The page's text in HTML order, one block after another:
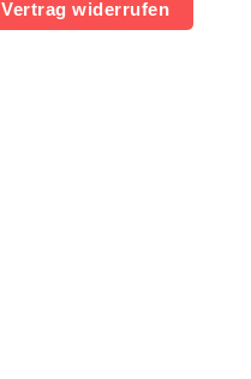
Vertrag widerrufen